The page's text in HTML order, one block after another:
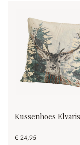
Kussenhoes Elvaris
€ 24,95